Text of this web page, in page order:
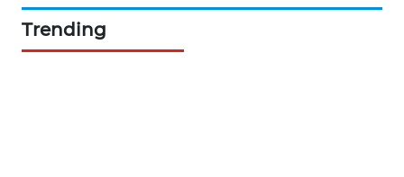
Trending
PORTAL
KONSUMEN